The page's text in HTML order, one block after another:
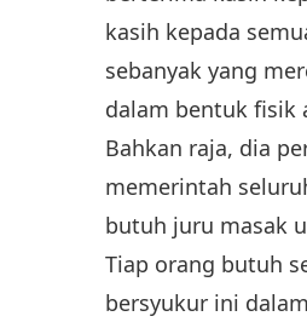
kasih kepada
sebanyak yang
dalam bentuk fisik
Bahkan raja, dia
memerintah
butuh juru masak
Tiap orang butuh
bersyukur ini